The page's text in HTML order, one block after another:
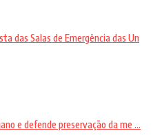
das Salas de Emergência das Un
e defende preservação da me ...